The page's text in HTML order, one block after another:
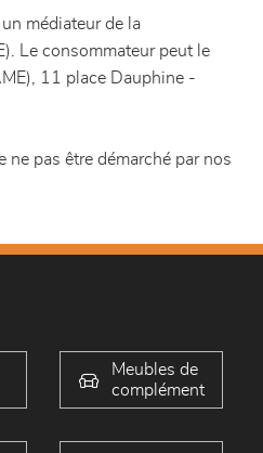
médiateur de la
Le consommateur peut le
11 place Dauphine -
pas être démarché par nos
Meubles de
complément